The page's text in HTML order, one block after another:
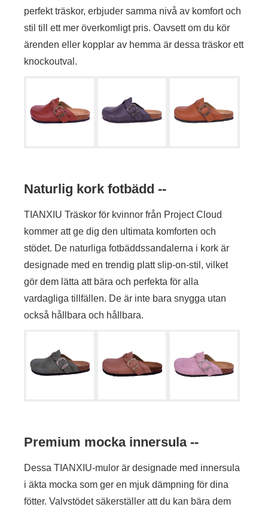
perfekt träskor, erbjuder samma nivå av komfort och
stil till ett mer överkomligt pris. Oavsett om du kör
ärenden eller kopplar av hemma är dessa träskor ett
knockoutval.
Naturlig kork fotbädd --
TIANXIU Träskor för kvinnor från Project Cloud
kommer att ge dig den ultimata komforten och
stödet. De naturliga fotbäddssandalerna i kork är
designade med en trendig platt slip-on-stil, vilket
gör dem lätta att bära och perfekta för alla
vardagliga tillfällen. De är inte bara snygga utan
också hållbara och hållbara.
Premium mocka innersula --
Dessa TIANXIU-mulor är designade med innersula
i äkta mocka som ger en mjuk dämpning för dina
fötter. Valvstödet säkerställer att du kan bära dem